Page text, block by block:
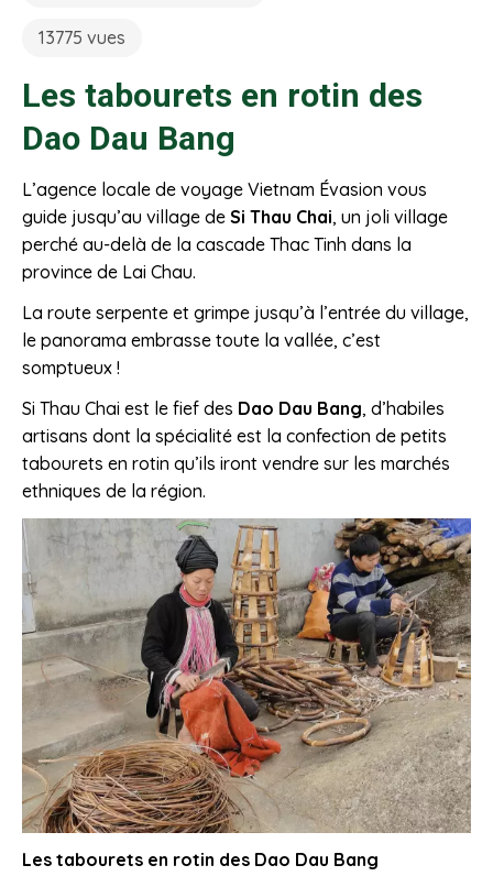
13775 vues
Les tabourets en rotin des
Dao Dau Bang
L’agence locale de voyage Vietnam Évasion vous
guide jusqu’au village de Si Thau Chai, un joli village
perché au-delà de la cascade Thac Tinh dans la
province de Lai Chau.
La route serpente et grimpe jusqu’à l’entrée du village,
le panorama embrasse toute la vallée, c’est
somptueux !
Si Thau Chai est le fief des Dao Dau Bang, d’habiles
artisans dont la spécialité est la confection de petits
tabourets en rotin qu’ils iront vendre sur les marchés
ethniques de la région.
Les tabourets en rotin des Dao Dau Bang